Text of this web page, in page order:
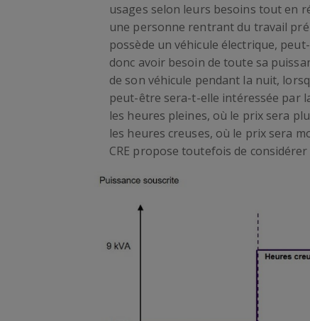
usages selon leurs besoins tout en
une personne rentrant du travail
possède un véhicule électrique,
donc avoir besoin de toute sa
de son véhicule pendant la nuit,
peut-être sera-t-elle intéressée par
les heures pleines, où le prix sera
les heures creuses, où le prix sera
CRE propose toutefois de